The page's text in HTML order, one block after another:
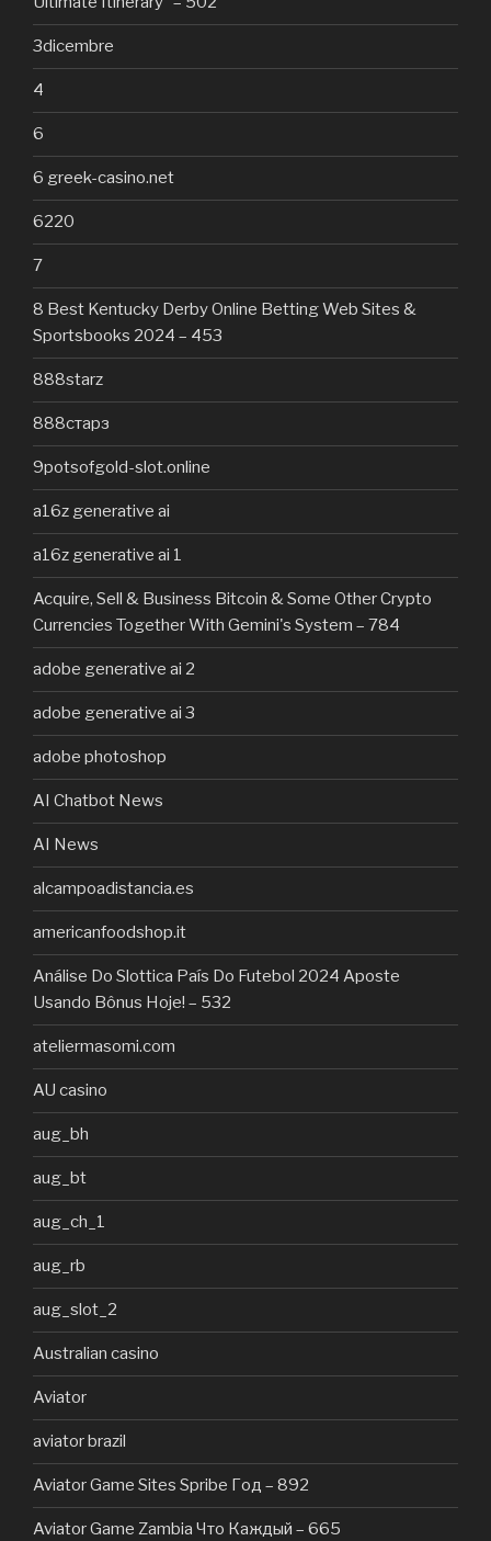
3dicembre
4
6
6 greek-casino.net
6220
7
8 Best Kentucky Derby Online Betting Web Sites &
Sportsbooks 2024 – 453
888starz
888старз
9potsofgold-slot.online
a16z generative ai
a16z generative ai 1
Acquire, Sell & Business Bitcoin & Some Other Crypto
Currencies Together With Gemini's System – 784
adobe generative ai 2
adobe generative ai 3
adobe photoshop
AI Chatbot News
AI News
alcampoadistancia.es
americanfoodshop.it
Análise Do Slottica País Do Futebol 2024 Aposte
Usando Bônus Hoje! – 532
ateliermasomi.com
AU casino
aug_bh
aug_bt
aug_ch_1
aug_rb
aug_slot_2
Australian casino
Aviator
aviator brazil
Aviator Game Sites Spribe Год – 892
Aviator Game Zambia Что Каждый – 665